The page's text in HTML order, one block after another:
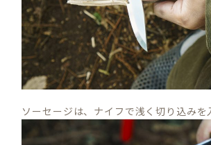
ソーセージは、ナイフで浅く切り込み